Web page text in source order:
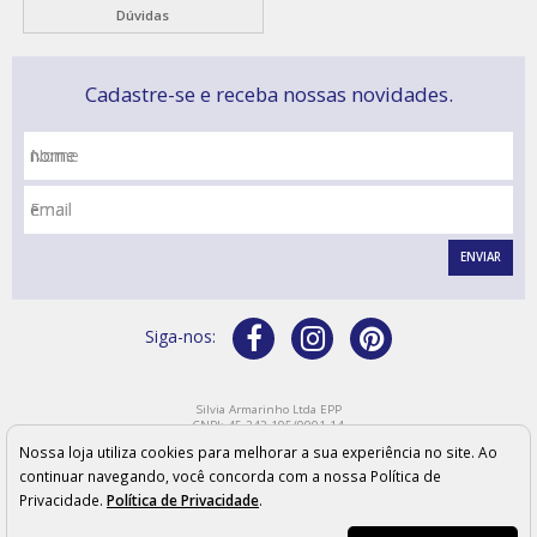
Dúvidas
Cadastre-se e receba nossas novidades.
Nome
Email
ENVIAR
Silvia Armarinho Ltda EPP
CNPJ: 45.242.195/0001-14
Os preços, quantidade em estoque e condições de pagamento apresentados neste site não
valem necessariamente para nossas lojas físicas e podem sofrer alterações sem prévia
notificação. As imagens meramente ilustrativas e os produtos podem sofrer variações de cor
conforme configurações e modelo do monitor.
Nossa loja utiliza cookies para melhorar a sua experiência no site. Ao
continuar navegando, você concorda com a nossa Política de
Privacidade. Política de Privacidade.